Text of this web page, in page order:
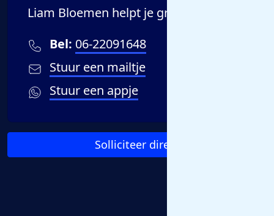
Liam Bloemen helpt je graag verder!
Bel: 06-22091648
Stuur een mailtje
Stuur een appje
Solliciteer direct